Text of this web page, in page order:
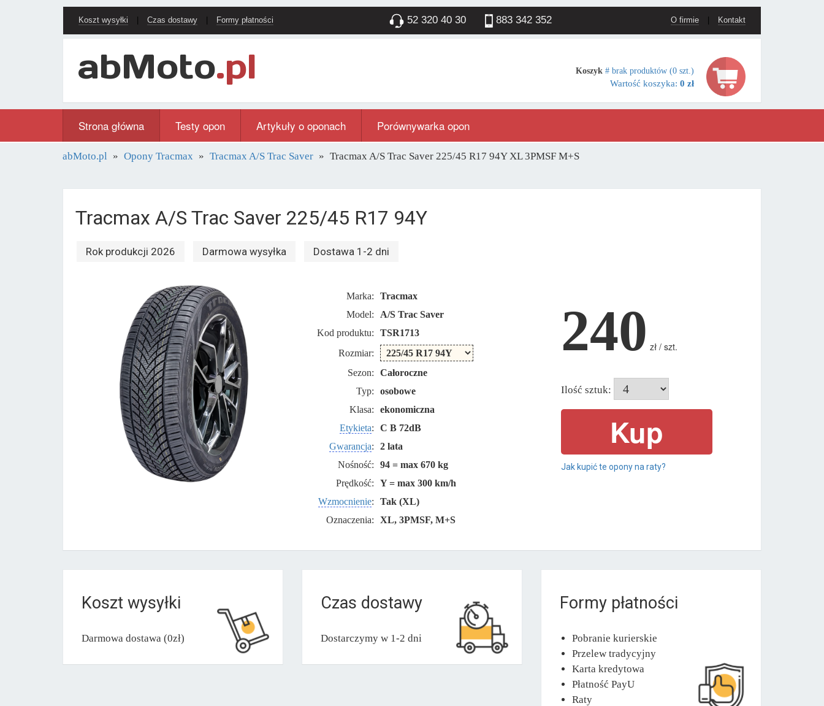
Koszt wysyłki Czas dostawy Formy płatności 52 320 40 30 883 342 352 O firmie Kontakt
Koszyk # brak produktów (0 szt.)
Wartość koszyka: 0 zł
Strona główna Testy opon Artykuły o oponach Porównywarka opon
abMoto.pl Opony Tracmax Tracmax A/S Trac Saver Tracmax A/S Trac Saver 225/45 R17 94Y XL 3PMSF M+S
Tracmax A/S Trac Saver 225/45 R17 94Y
Rok produkcji 2026 Darmowa wysyłka Dostawa 1-2 dni
Marka:
Tracmax
Model:
A/S Trac Saver
Kod produktu:
TSR1713
Rozmiar:
Sezon:
Całoroczne
Typ:
osobowe
Klasa:
ekonomiczna
Etykieta:
C B 72dB
Gwarancja:
2 lata
Nośność:
94 = max 670 kg
Prędkość:
Y = max 300 km/h
Wzmocnienie:
Tak (XL)
Oznaczenia:
XL, 3PMSF, M+S
240 zł / szt.
Ilość sztuk:
Jak kupić te opony na raty?
Koszt wysyłki
Darmowa dostawa (0zł)
Czas dostawy
Dostarczymy w 1-2 dni
Formy płatności
Pobranie kurierskie
Przelew tradycyjny
Karta kredytowa
Płatność PayU
Raty